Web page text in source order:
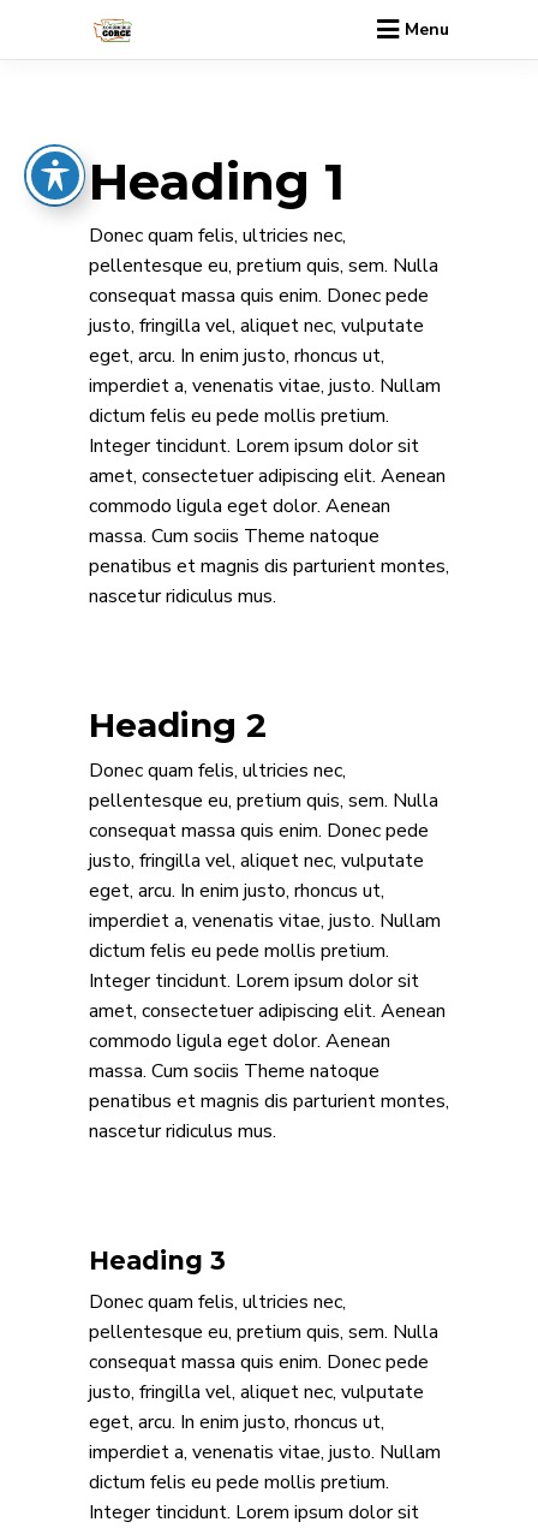
Menu
Heading 1
Donec quam felis, ultricies nec,
pellentesque eu, pretium quis, sem. Nulla
consequat massa quis enim. Donec pede
justo, fringilla vel, aliquet nec, vulputate
eget, arcu. In enim justo, rhoncus ut,
imperdiet a, venenatis vitae, justo. Nullam
dictum felis eu pede mollis pretium.
Integer tincidunt. Lorem ipsum dolor sit
amet, consectetuer adipiscing elit. Aenean
commodo ligula eget dolor. Aenean
massa. Cum sociis Theme natoque
penatibus et magnis dis parturient montes,
nascetur ridiculus mus.
Heading 2
Donec quam felis, ultricies nec,
pellentesque eu, pretium quis, sem. Nulla
consequat massa quis enim. Donec pede
justo, fringilla vel, aliquet nec, vulputate
eget, arcu. In enim justo, rhoncus ut,
imperdiet a, venenatis vitae, justo. Nullam
dictum felis eu pede mollis pretium.
Integer tincidunt. Lorem ipsum dolor sit
amet, consectetuer adipiscing elit. Aenean
commodo ligula eget dolor. Aenean
massa. Cum sociis Theme natoque
penatibus et magnis dis parturient montes,
nascetur ridiculus mus.
Heading 3
Donec quam felis, ultricies nec,
pellentesque eu, pretium quis, sem. Nulla
consequat massa quis enim. Donec pede
justo, fringilla vel, aliquet nec, vulputate
eget, arcu. In enim justo, rhoncus ut,
imperdiet a, venenatis vitae, justo. Nullam
dictum felis eu pede mollis pretium.
Integer tincidunt. Lorem ipsum dolor sit